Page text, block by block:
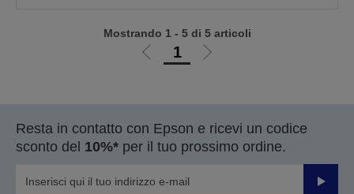
Vai
1
Vai
Mostrando 1 - 5 di 5 articoli
Resta in contatto con Epson e ricevi un codice
sconto del 10%* per il tuo prossimo ordine.
Invia